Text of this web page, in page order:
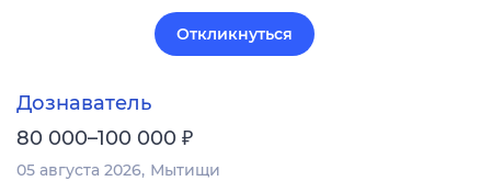
Откликнуться
Дознаватель
80 000–100 000 ₽
05 августа 2026 Мытищи